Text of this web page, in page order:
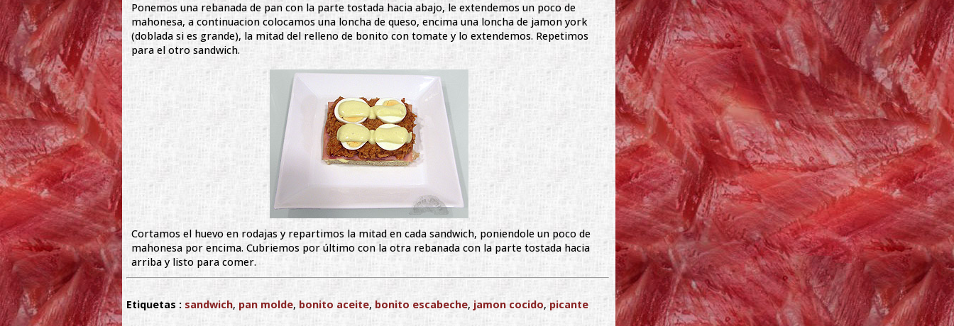
Ponemos una rebanada de pan con la parte tostada hacia abajo, le extendemos un poco de
mahonesa, a continuacion colocamos una loncha de queso, encima una loncha de jamon york
(doblada si es grande), la mitad del relleno de bonito con tomate y lo extendemos. Repetimos
para el otro sandwich.
Cortamos el huevo en rodajas y repartimos la mitad en cada sandwich, poniendole un poco de
mahonesa por encima. Cubriemos por último con la otra rebanada con la parte tostada hacia
arriba y listo para comer.
Etiquetas : sandwich, pan molde, bonito aceite, bonito escabeche, jamon cocido, picante